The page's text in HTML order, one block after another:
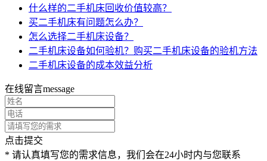
什么样的二手机床回收价值较高？
买二手机床有问题怎么办？
怎么选择二手机床设备？
二手机床设备如何验机？购买二手机床设备的验机方法
二手机床设备的成本效益分析
在线留言message
点击提交
* 请认真填写您的需求信息，我们会在24小时内与您联系